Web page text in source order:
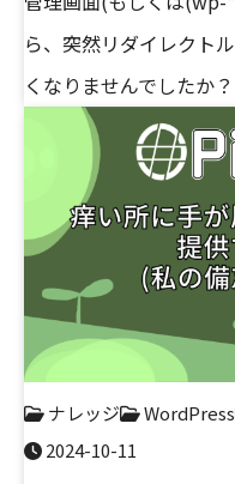
ら、突然リダイレクト
くなりませんでしたか
ナレッジ WordPress
2024-10-11